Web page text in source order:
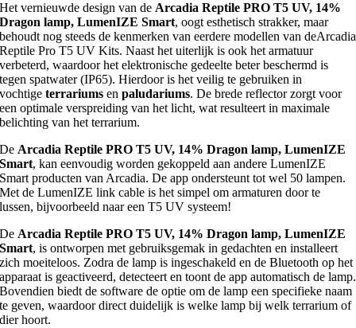
Het vernieuwde design van de Arcadia Reptile PRO T5 UV, 14%
Dragon lamp, LumenIZE Smart, oogt esthetisch strakker, maar
behoudt nog steeds de kenmerken van eerdere modellen van deArcadia
Reptile Pro T5 UV Kits. Naast het uiterlijk is ook het armatuur
verbeterd, waardoor het elektronische gedeelte beter beschermd is
tegen spatwater (IP65). Hierdoor is het veilig te gebruiken in
vochtigeterrariums enpaludariums. De brede reflector zorgt voor
een optimale verspreiding van het licht, wat resulteert in maximale
belichting van het terrarium.
De Arcadia Reptile PRO T5 UV, 14% Dragon lamp, LumenIZE
Smart, kan eenvoudig worden gekoppeld aan andere LumenIZE
Smart producten van Arcadia. De app ondersteunt tot wel 50 lampen.
Met de LumenIZE link cable is het simpel om armaturen door te
lussen, bijvoorbeeld naar een T5 UV systeem!
De Arcadia Reptile PRO T5 UV, 14% Dragon lamp, LumenIZE
Smart, is ontworpen met gebruiksgemak in gedachten en installeert
zich moeiteloos. Zodra de lamp is ingeschakeld en de Bluetooth op het
apparaat is geactiveerd, detecteert en toont de app automatisch de lamp.
Bovendien biedt de software de optie om de lamp een specifieke naam
te geven, waardoor direct duidelijk is welke lamp bij welk terrarium of
dier hoort.